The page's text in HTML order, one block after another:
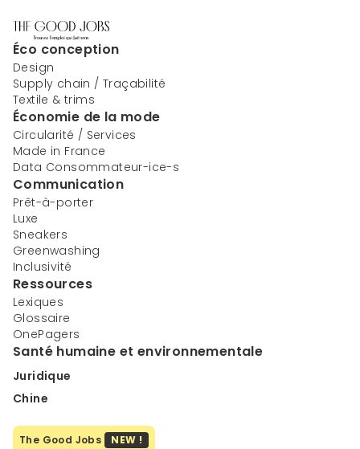
Éco conception
Design
Supply chain / Traçabilité
Textile & trims
Économie de la mode
Circularité / Services
Made in France
Data Consommateur-ice-s
Communication
Prêt-à-porter
Luxe
Sneakers
Greenwashing
Inclusivité
Ressources
Lexiques
Glossaire
OnePagers
Santé humaine et environnementale
Juridique
Chine
The Good Jobs NEW !